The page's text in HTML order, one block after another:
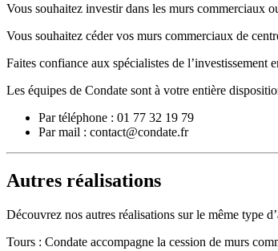
Vous souhaitez investir dans les murs commerciaux
Vous souhaitez céder vos murs commerciaux de
Faites confiance aux spécialistes de
Les équipes de Condate sont à votre entière
Par téléphone : 01 77 32 19 79
Par mail : contact@condate.fr
Autres réalisations
Découvrez nos autres réalisations sur le même type
Tours : Condate accompagne la cession de murs